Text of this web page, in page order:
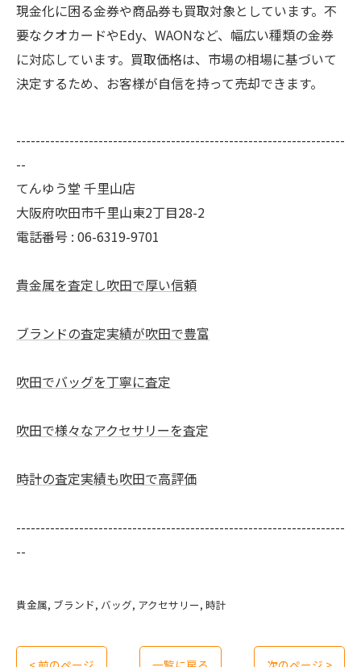
現金化に困る金券や商品券も買取対象としています。不
要なクオカードやEdy、WAONなど、幅広い種類の金券
に対応しています。買取価格は、市場の相場に基づいて
決定するため、お客様が自信を持って売却できます。
--------------------------------------------------------------------
--
てんゆう堂 千里山店
大阪府吹田市千里山東2丁目28-2
電話番号 : 06-6319-9701
貴金属を査定し吹田で厚い信頼
ブランドの査定実績が吹田で豊富
吹田でバッグを丁寧に査定
吹田で様々なアクセサリーを査定
時計の査定実績も吹田で高評価
--------------------------------------------------------------------
--
貴金属 ブランド バッグ アクセサリー 時計